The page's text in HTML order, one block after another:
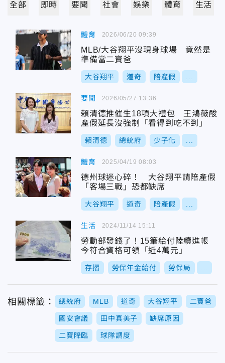
全部 即時 要聞 社會 娛樂 體育 生活
體育
MLB/大谷翔平沒現身球場 竟然是
準備當二寶爸
大谷翔平 道奇 陪產假
2026/06/20 09:39
要聞
賴清德推催生18項大禮包 王鴻薇酸
產假延長沒強制「看得到吃不到」
賴清德 總統府 少子化
2026/05/27 13:36
體育
德州球迷心碎！ 大谷翔平請陪產假
「客場三戰」恐都缺席
大谷翔平 道奇 陪產假
2025/04/19 08:03
生活
勞動部發錢了！15筆給付陸續進帳
今符合資格可領「近4萬元」
存摺 勞保年金給付 勞保局
2024/11/14 15:11
相關標籤： 總統府 MLB 道奇 大谷翔平 二寶爸
國安會議 田中真美子 缺席原因
二寶降臨 球隊調度